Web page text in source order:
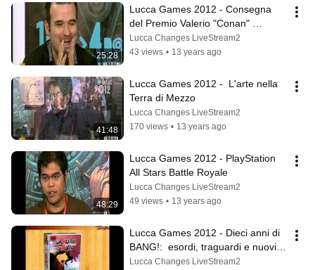
25:28
Lucca Games 2012 - Consegna
del Premio Valerio "Conan"
Laurenzi
Lucca Changes LiveStream2
43 views • 13 years ago
41:48
Lucca Games 2012 -  L'arte nella
Terra di Mezzo
Lucca Changes LiveStream2
170 views • 13 years ago
48:29
Lucca Games 2012 - PlayStation
All Stars Battle Royale
Lucca Changes LiveStream2
49 views • 13 years ago
Lucca Games 2012 - Dieci anni di
BANG!:  esordi, traguardi e nuovi
debutti
Lucca Changes LiveStream2